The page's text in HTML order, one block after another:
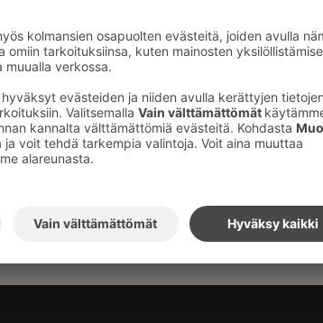
kuntosali tarjoaa
valoisa kuntosali on
Kuntosalin sisäänkäynti
ja la-su 7:30-21:30.